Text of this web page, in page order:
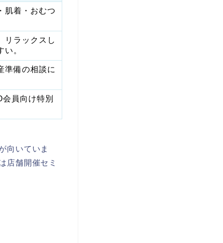
肌着・おむつ
リラックスし
。
準備の相談に
員向け特別
向いていま
店舗開催セミ